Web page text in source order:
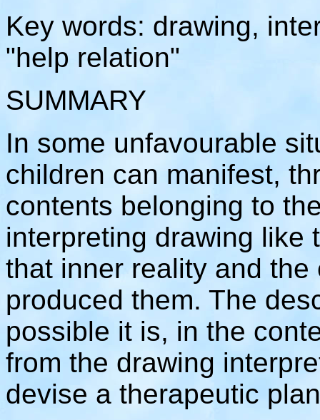
Key words: drawing,
"help relation"
SUMMARY
In some unfavourable
children can manifest,
contents belonging to
interpreting drawing like
that inner reality and
produced them. The
possible it is, in the
from the drawing
devise a therapeutic